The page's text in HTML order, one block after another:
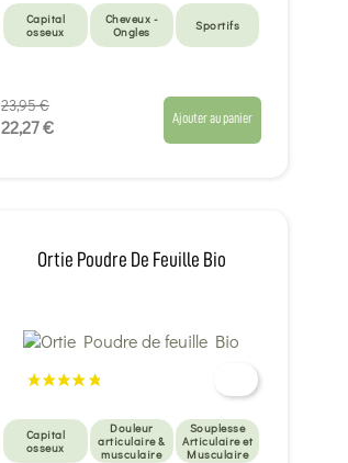
Capital
osseux
Cheveux -
Ongles
Sportifs
23,95 €
22,27 € Ajouter au panier
Ortie Poudre De Feuille Bio
Capital
osseux
Douleur
articulaire &
musculaire
Souplesse
Articulaire et
Musculaire